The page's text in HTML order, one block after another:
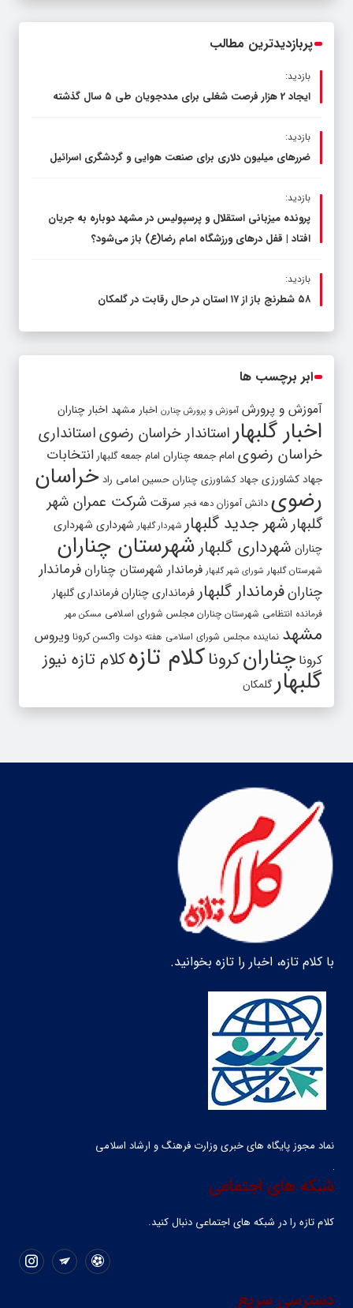
پربازدیدترین مطالب
بازدید:
ایجاد 2 هزار فرصت شغلی برای مددجویان طی ۵ سال گذشته
بازدید:
ضررهای میلیون دلاری برای صنعت هوایی و گردشگری اسرائیل
بازدید:
پرونده میزبانی استقلال و پرسپولیس در مشهد دوباره به جریان
افتاد | قفل در‌های ورزشگاه امام رضا(ع) باز می‌شود؟
بازدید:
۵۸ شطرنج‌ باز از ۱۷ استان در حال رقابت در گلمکان
ابر برچسب ها
آموزش و پرورش آموزش و پرورش چنارن اخبار مشهد اخبار چناران
اخبار گلبهار استاندار خراسان رضویاستانداری
خراسان رضوی امام جمعه چناران امام جمعه گلبهار انتخابات
جهاد کشاورزی جهاد کشاورزی چناران حسین امامی راد خراسان
رضوی دانش آموزان دهه فجر سرقت شرکت عمران شهر
گلبهار شهر جدید گلبهار شهردار گلبهار شهرداری شهرداری
چناران شهرداری گلبهار شهرستان چناران
شهرستان گلبهار شورای شهر گلبهار فرماندار شهرستان چناران فرماندار
چنارانفرماندار گلبهار فرمانداری چنارانفرمانداری گلبهار
فرمانده انتظامی شهرستان چناران مجلس شورای اسلامی مسکن مهر
مشهد نماینده مجلس شورای اسلامی هفته دولت واکسن کرونا ویروس
کرونا چنارانکروناکلام تازهکلام تازه نیوز
گلبهار گلمکان
با کلام تازه، اخبار را تازه بخوانید.
نماد مجوز پایگاه های خبری وزارت فرهنگ و ارشاد اسلامی
شبکه های اجتماعی
کلام تازه را در شبکه ‌های اجتماعی دنبال کنید.
دسترسی سریع